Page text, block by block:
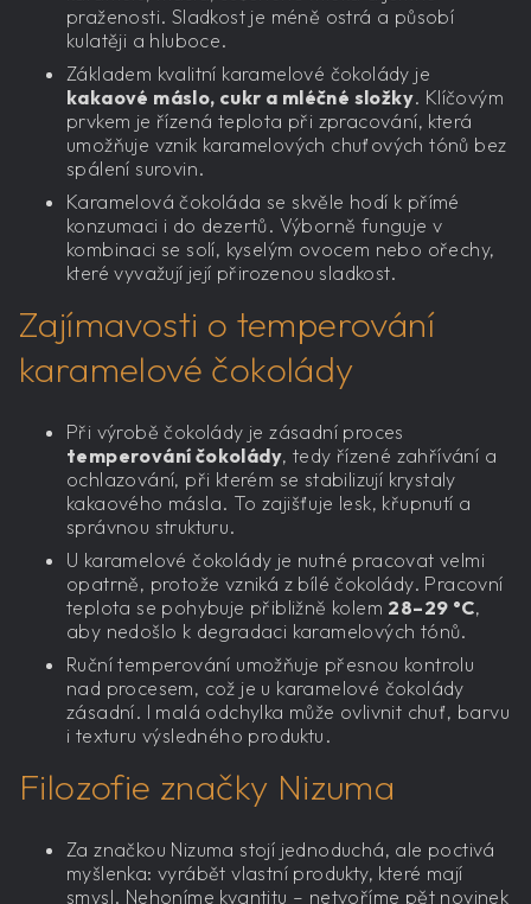
praženosti. Sladkost je méně ostrá a působí
kulatěji a hluboce.
Základem kvalitní karamelové čokolády je
kakaové máslo, cukr a mléčné složky. Klíčovým
prvkem je řízená teplota při zpracování, která
umožňuje vznik karamelových chuťových tónů bez
spálení surovin.
Karamelová čokoláda se skvěle hodí k přímé
konzumaci i do dezertů. Výborně funguje v
kombinaci se solí, kyselým ovocem nebo ořechy,
které vyvažují její přirozenou sladkost.
Zajímavosti o temperování
karamelové čokolády
Při výrobě čokolády je zásadní proces
temperování čokolády, tedy řízené zahřívání a
ochlazování, při kterém se stabilizují krystaly
kakaového másla. To zajišťuje lesk, křupnutí a
správnou strukturu.
U karamelové čokolády je nutné pracovat velmi
opatrně, protože vzniká z bílé čokolády. Pracovní
teplota se pohybuje přibližně kolem 28–29 °C,
aby nedošlo k degradaci karamelových tónů.
Ruční temperování umožňuje přesnou kontrolu
nad procesem, což je u karamelové čokolády
zásadní. I malá odchylka může ovlivnit chuť, barvu
i texturu výsledného produktu.
Filozofie značky Nizuma
Za značkou Nizuma stojí jednoduchá, ale poctivá
myšlenka: vyrábět vlastní produkty, které mají
smysl. Nehoníme kvantitu – netvoříme pět novinek